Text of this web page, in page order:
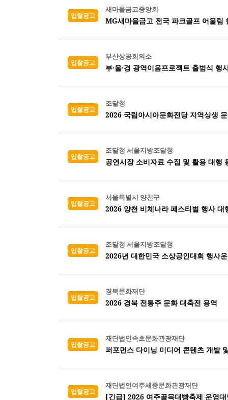
입찰공고
새마을금고중앙회
MG새마을금고 전국 파크골프 어울림
입찰공고
부산상공회의소
부·울·경 광역이음프로젝트 출범식
입찰공고
조달청
2026 국립아시아문화전당 지역상생
입찰공고
조달청 서울지방조달청
공연시장 소비자료 수집 및 활용 대행
입찰공고
서울특별시 양천구
2026 양천 비체나라 페스티벌 행사 대
입찰공고
조달청 서울지방조달청
2026년 대한민국 소상공인대회 행사
입찰공고
경북문화재단
2026 경북 전통주 문화 대축전 용역
입찰공고
재단법인속초문화관광재단
퍼포먼스 다이닝 미디어 콘텐츠 개발
입찰공고
재단법인여주세종문화관광재단
[긴급] 2026 여주골목대빵축제 운영